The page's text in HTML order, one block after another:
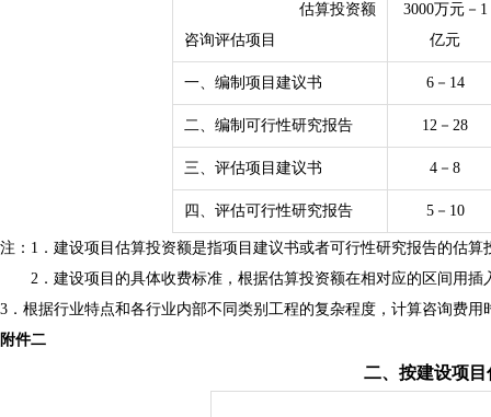
估算投资额
咨询评估项目
3000万元－1
亿元
一、编制项目建议书 6－14
二、编制可行性研究报告 12－28
三、评估项目建议书 4－8
四、评估可行性研究报告 5－10
注：1．建设项目估算投资额是指项目建议书或者可行性研究报告的估算
2．建设项目的具体收费标准，根据估算投资额在相对应的区间用插
3．根据行业特点和各行业内部不同类别工程的复杂程度，计算咨询费
附件二
二、按建设项